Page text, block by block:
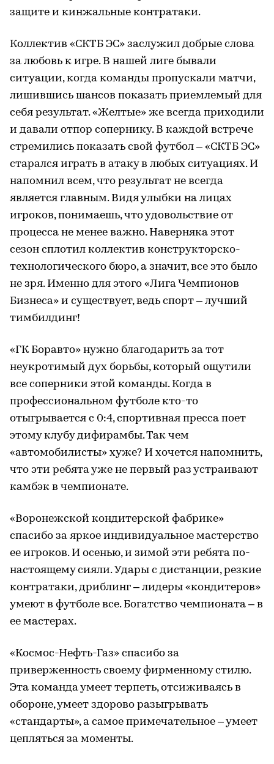
защите и кинжальные контратаки.
Коллектив «СКТБ ЭС» заслужил добрые слова
за любовь к игре. В нашей лиге бывали
ситуации, когда команды пропускали матчи,
лишившись шансов показать приемлемый для
себя результат. «Желтые» же всегда приходили
и давали отпор сопернику. В каждой встрече
стремились показать свой футбол – «СКТБ ЭС»
старался играть в атаку в любых ситуациях. И
напомнил всем, что результат не всегда
является главным. Видя улыбки на лицах
игроков, понимаешь, что удовольствие от
процесса не менее важно. Наверняка этот
сезон сплотил коллектив конструкторско-
технологического бюро, а значит, все это было
не зря. Именно для этого «Лига Чемпионов
Бизнеса» и существует, ведь спорт – лучший
тимбилдинг!
«ГК Боравто» нужно благодарить за тот
неукротимый дух борьбы, который ощутили
все соперники этой команды. Когда в
профессиональном футболе кто-то
отыгрывается с 0:4, спортивная пресса поет
этому клубу дифирамбы. Так чем
«автомобилисты» хуже? И хочется напомнить,
что эти ребята уже не первый раз устраивают
камбэк в чемпионате.
«Воронежской кондитерской фабрике»
спасибо за яркое индивидуальное мастерство
ее игроков. И осенью, и зимой эти ребята по-
настоящему сияли. Удары с дистанции, резкие
контратаки, дриблинг – лидеры «кондитеров»
умеют в футболе все. Богатство чемпионата – в
ее мастерах.
«Космос-Нефть-Газ» спасибо за
приверженность своему фирменному стилю.
Эта команда умеет терпеть, отсиживаясь в
обороне, умеет здорово разыгрывать
«стандарты», а самое примечательное – умеет
цепляться за моменты.